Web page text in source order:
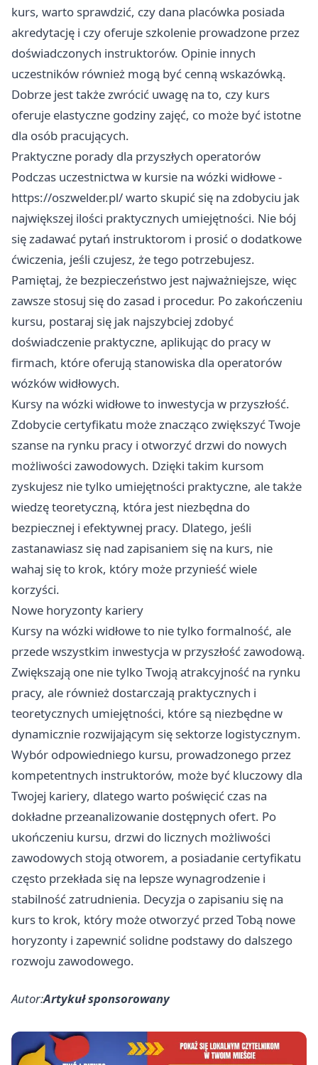
kurs, warto sprawdzić, czy dana placówka posiada
akredytację i czy oferuje szkolenie prowadzone przez
doświadczonych instruktorów. Opinie innych
uczestników również mogą być cenną wskazówką.
Dobrze jest także zwrócić uwagę na to, czy kurs
oferuje elastyczne godziny zajęć, co może być istotne
dla osób pracujących.
Praktyczne porady dla przyszłych operatorów
Podczas uczestnictwa w kursie na wózki widłowe -
https://oszwelder.pl/warto skupić się na zdobyciu jak
największej ilości praktycznych umiejętności. Nie bój
się zadawać pytań instruktorom i prosić o dodatkowe
ćwiczenia, jeśli czujesz, że tego potrzebujesz.
Pamiętaj, że bezpieczeństwo jest najważniejsze, więc
zawsze stosuj się do zasad i procedur. Po zakończeniu
kursu, postaraj się jak najszybciej zdobyć
doświadczenie praktyczne, aplikując do pracy w
firmach, które oferują stanowiska dla operatorów
wózków widłowych.
Kursy na wózki widłowe to inwestycja w przyszłość.
Zdobycie certyfikatu może znacząco zwiększyć Twoje
szanse na rynku pracy i otworzyć drzwi do nowych
możliwości zawodowych. Dzięki takim kursom
zyskujesz nie tylko umiejętności praktyczne, ale także
wiedzę teoretyczną, która jest niezbędna do
bezpiecznej i efektywnej pracy. Dlatego, jeśli
zastanawiasz się nad zapisaniem się na kurs, nie
wahaj się to krok, który może przynieść wiele
korzyści.
Nowe horyzonty kariery
Kursy na wózki widłowe to nie tylko formalność, ale
przede wszystkim inwestycja w przyszłość zawodową.
Zwiększają one nie tylko Twoją atrakcyjność na rynku
pracy, ale również dostarczają praktycznych i
teoretycznych umiejętności, które są niezbędne w
dynamicznie rozwijającym się sektorze logistycznym.
Wybór odpowiedniego kursu, prowadzonego przez
kompetentnych instruktorów, może być kluczowy dla
Twojej kariery, dlatego warto poświęcić czas na
dokładne przeanalizowanie dostępnych ofert. Po
ukończeniu kursu, drzwi do licznych możliwości
zawodowych stoją otworem, a posiadanie certyfikatu
często przekłada się na lepsze wynagrodzenie i
stabilność zatrudnienia. Decyzja o zapisaniu się na
kurs to krok, który może otworzyć przed Tobą nowe
horyzonty i zapewnić solidne podstawy do dalszego
rozwoju zawodowego.
Autor:Artykuł sponsorowany